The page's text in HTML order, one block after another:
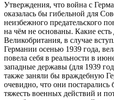
Утверждения, что война с
оказалась бы гибельной для
неизбежного предательского
на чём не основаны. Какие есть
Великобритания, в случае
Германии осенью 1939 года,
повела себя в реальности в
западные державы (для 1939
также заняли бы враждебную
очевидно, что они
тяжесть военных действий и